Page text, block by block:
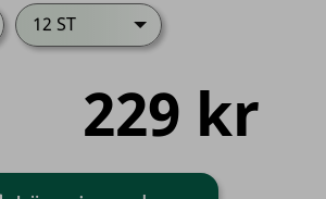
12 ST
229 kr